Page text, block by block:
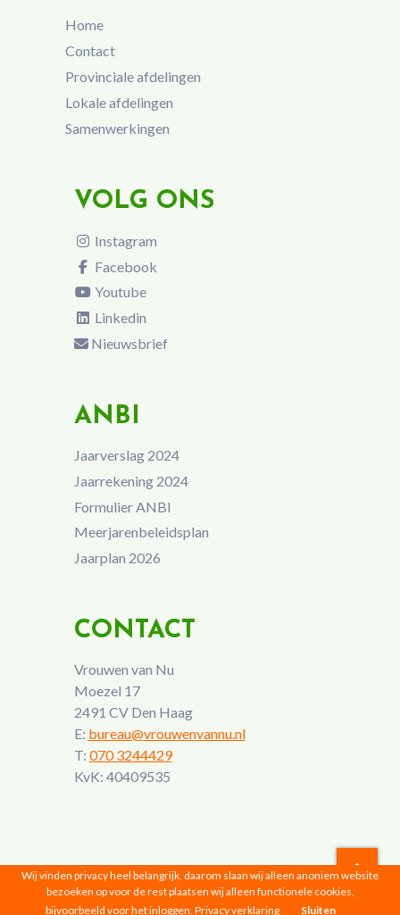
Home
Contact
Provinciale afdelingen
Lokale afdelingen
Samenwerkingen
VOLG ONS
Instagram
Facebook
Youtube
Linkedin
Nieuwsbrief
ANBI
Jaarverslag 2024
Jaarrekening 2024
Formulier ANBI
Meerjarenbeleidsplan
Jaarplan 2026
CONTACT
Vrouwen van Nu
Moezel 17
2491 CV Den Haag
E: bureau@vrouwenvannu.nl
T: 070 3244429
KvK: 40409535
Vrouwen van Nu © 2026 |Privacyverklaring
Wij vinden privacy heel belangrijk, daarom slaan wij alleen anoniem website
bezoeken op voor de rest plaatsen wij alleen functionele cookies,
bijvoorbeeld voor het inloggen. Privacy verklaring Sluiten